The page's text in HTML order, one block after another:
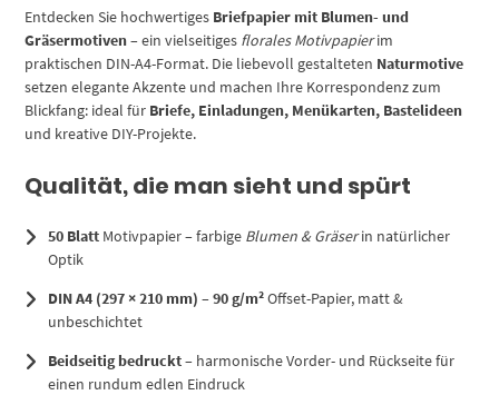
Entdecken Sie hochwertiges Briefpapier mit Blumen- und
Gräsermotiven– ein vielseitiges florales Motivpapierim
praktischen DIN-A4-Format. Die liebevoll gestalteten Naturmotive
setzen elegante Akzente und machen Ihre Korrespondenz zum
Blickfang: ideal für Briefe, Einladungen, Menükarten, Bastelideen
und kreative DIY-Projekte.
Qualität, die man sieht und spürt
50 Blatt Motivpapier – farbige Blumen & Gräserin natürlicher
Optik
DIN A4 (297 × 210 mm) –90 g/m²Offset-Papier, matt &
unbeschichtet
Beidseitig bedruckt– harmonische Vorder- und Rückseite für
einen rundum edlen Eindruck